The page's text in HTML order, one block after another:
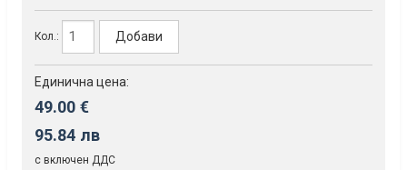
Кол.: Добави
Единична цена:
49.00 €
95.84 лв
с включен ДДС